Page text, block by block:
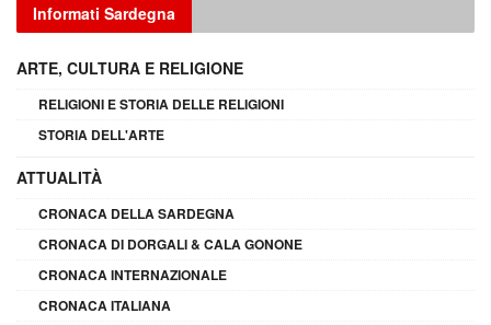
Informati Sardegna
ARTE, CULTURA E RELIGIONE
RELIGIONI E STORIA DELLE RELIGIONI
STORIA DELL'ARTE
ATTUALITÀ
CRONACA DELLA SARDEGNA
CRONACA DI DORGALI & CALA GONONE
CRONACA INTERNAZIONALE
CRONACA ITALIANA